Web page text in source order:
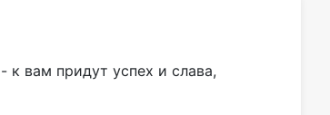
к вам придут ycпeх и cлaвa,